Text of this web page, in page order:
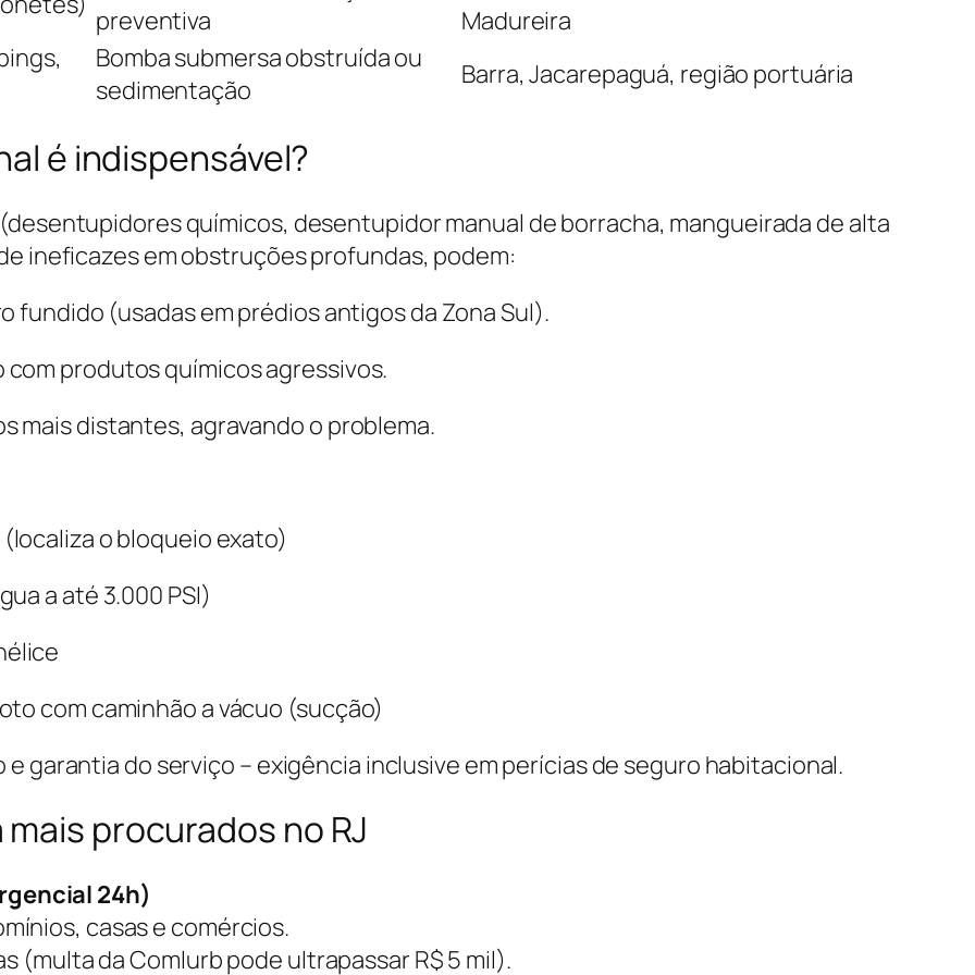
preventiva
Madureira
Bomba submersa obstruída ou
sedimentação
Barra, Jacarepaguá, região portuária
é indispensável?
químicos, desentupidor manual de borracha, mangueirada de alta
ineficazes em obstruções profundas, podem:
fundido (usadas em prédios antigos da Zona Sul).
produtos químicos agressivos.
mais distantes, agravando o problema.
o bloqueio exato)
a até 3.000 PSI)
com caminhão a vácuo (sucção)
garantia do serviço – exigência inclusive em perícias de seguro habitacional.
procurados no RJ
24h)
casas e comércios.
(multa da Comlurb pode ultrapassar R$ 5 mil).